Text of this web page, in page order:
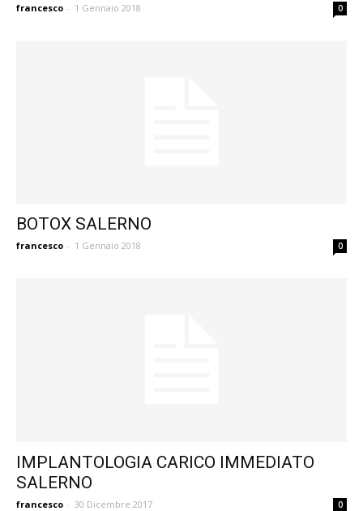
francesco - 1 Gennaio 2018 0
BOTOX SALERNO
francesco - 1 Gennaio 2018 0
IMPLANTOLOGIA CARICO IMMEDIATO
SALERNO
francesco - 30 Dicembre 2017 0